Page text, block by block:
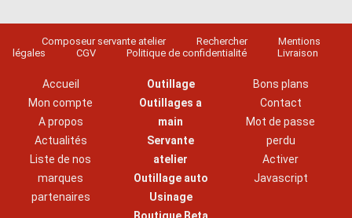
Composeur servante atelier Rechercher
Mentions
légales
CGV Politique de confidentialité Livraison
Accueil
Mon compte
A propos
Actualités
Liste de nos
marques
partenaires
Outillage
Outillages a
main
Servante
atelier
Outillage auto
Usinage
Bons plans
Contact
Mot de passe
perdu
Activer
Javascript